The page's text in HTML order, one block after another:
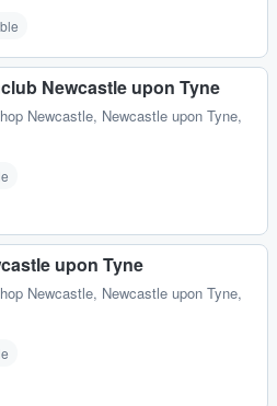
Newcastle upon Tyne
Newcastle, Newcastle upon Tyne,
upon Tyne
Newcastle, Newcastle upon Tyne,